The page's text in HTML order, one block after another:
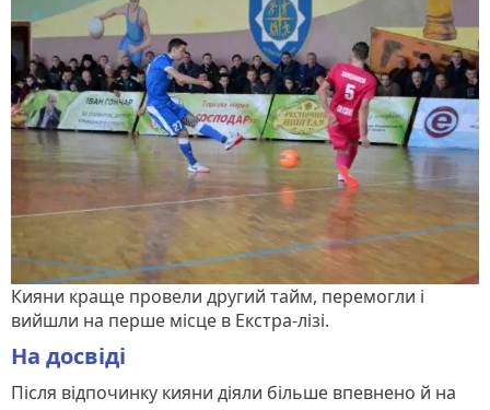
Кияни краще провели другий тайм, перемогли і
вийшли на перше місце в Екстра-лізі.
На досвіді
Після відпочинку кияни діяли більше впевнено й на